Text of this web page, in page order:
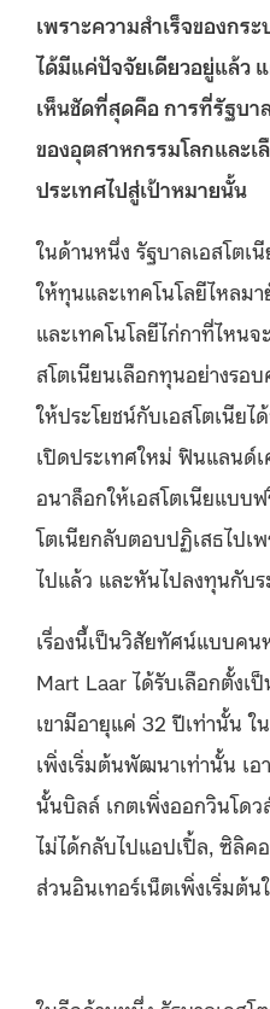
เพราะความสำเร็จของก
ได้มีแค่ปัจจัยเดียวอยู่แล้ว
เห็นชัดที่สุดคือ การที่รัฐบา
ของอุตสาหกรรมโลกและเ
ประเทศไปสู่เป้าหมายนั้น
ในด้านหนึ่ง รัฐบาลเอสโตเ
ให้ทุนและเทคโนโลยีไหลม
และเทคโนโลยีไก่กาที่ไหนจ
สโตเนียนเลือกทุนอย่างรอ
ให้ประโยชน์กับเอสโตเนียไ
เปิดประเทศใหม่ ฟินแลนด์
อนาล็อกให้เอสโตเนียแบบ
โตเนียกลับตอบปฏิเสธไปเ
ไปแล้ว และหันไปลงทุนกับ
เรื่องนี้เป็นวิสัยทัศน์แบบค
Mart Laar ได้รับเลือกตั้งเ
เขามีอายุแค่ 32 ปีเท่านั้น
เพิ่งเริ่มต้นพัฒนาเท่านั้น เ
นั้นบิลล์ เกตเพิ่งออกวินโด
ไม่ได้กลับไปแอปเปิ้ล, ซิลิค
ส่วนอินเทอร์เน็ตเพิ่งเริ่มต้